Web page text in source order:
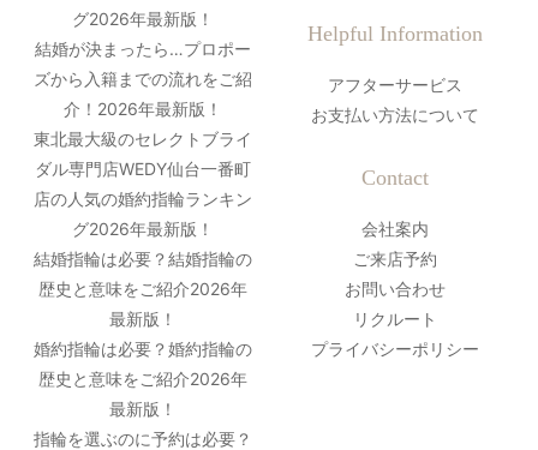
グ2026年最新版！
結婚が決まったら…プロポー
ズから入籍までの流れをご紹
介！2026年最新版！
東北最大級のセレクトブライ
ダル専門店WEDY仙台一番町
店の人気の婚約指輪ランキン
グ2026年最新版！
結婚指輪は必要？結婚指輪の
歴史と意味をご紹介2026年
最新版！
婚約指輪は必要？婚約指輪の
歴史と意味をご紹介2026年
最新版！
指輪を選ぶのに予約は必要？
Helpful Information
アフターサービス
お支払い方法について
Contact
会社案内
ご来店予約
お問い合わせ
リクルート
プライバシーポリシー